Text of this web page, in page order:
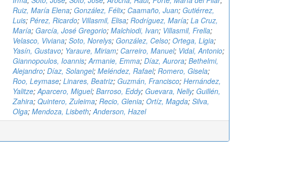
Ruiz, María Elena; González, Félix; Caamaño, Juan; Gutiérrez,
Luis; Pérez, Ricardo; Villasmil, Elisa; Rodríguez, María; La Cruz,
María; García, José Gregorio; Malchiodi, Ivan; Villasmil, Frella;
Velasco, Viviana; Soto, Norelys; González, Celso; Ortega, Ligia;
Yasín, Gustavo; Yaraure, Miriam; Carreiro, Manuel; Vidal, Antonio;
Giannopoulos, Ioannis;Armanie, Emma; Díaz, Aurora; Bethelmi,
Alejandro; Díaz, Solangel; Meléndez, Rafael; Romero, Gisela;
Roo, Leymase; Linares, Beatriz; Guzmán, Francisco; Hernández,
Yalitze;Aparcero, Miguel; Barroso, Eddy; Guevara, Nelly; Guillén,
Zahira; Quintero, Zuleima; Recio, Glenia; Ortíz, Magda; Silva,
Olga; Mendoza, Lisbeth;Anderson, Hazel